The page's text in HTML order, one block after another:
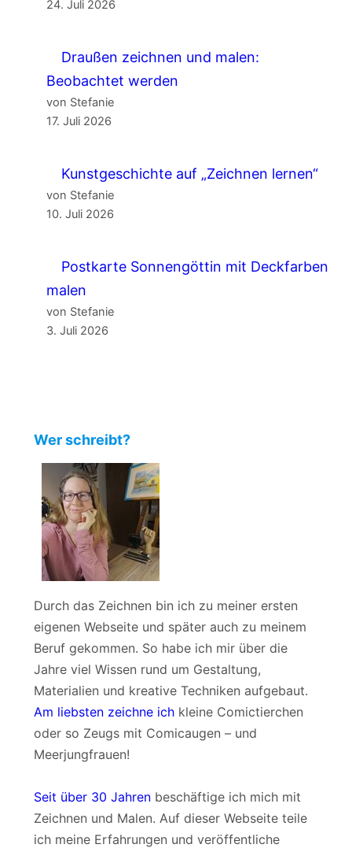
24. Juli 2026
Draußen zeichnen und malen:
Beobachtet werden
von Stefanie
17. Juli 2026
Kunstgeschichte auf „Zeichnen lernen“
von Stefanie
10. Juli 2026
Postkarte Sonnengöttin mit Deckfarben
malen
von Stefanie
3. Juli 2026
Wer schreibt?
Durch das Zeichnen bin ich zu meiner ersten
eigenen Webseite und später auch zu meinem
Beruf gekommen. So habe ich mir über die
Jahre viel Wissen rund um Gestaltung,
Materialien und kreative Techniken aufgebaut.
Am liebsten zeichne ichkleine Comictierchen
oder so Zeugs mit Comicaugen – und
Meerjungfrauen!
Seit über 30 Jahrenbeschäftige ich mich mit
Zeichnen und Malen. Auf dieser Webseite teile
ich meine Erfahrungen und veröffentliche